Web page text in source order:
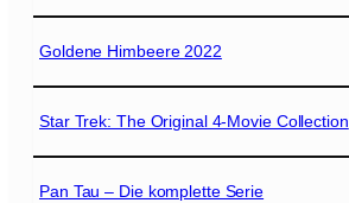
Goldene Himbeere 2022
Star Trek: The Original 4-Movie Collection
Pan Tau – Die komplette Serie